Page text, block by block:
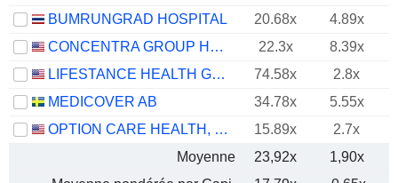
BUMRUNGRAD HOSPITAL
20.68x
4.89x
CONCENTRA GROUP HOLDINGS PARENT, INC.
22.3x
8.39x
LIFESTANCE HEALTH GROUP, INC.
74.58x
2.8x
MEDICOVER AB
34.78x
5.55x
OPTION CARE HEALTH, INC.
15.89x
2.7x
Moyenne
23,92x
1,90x